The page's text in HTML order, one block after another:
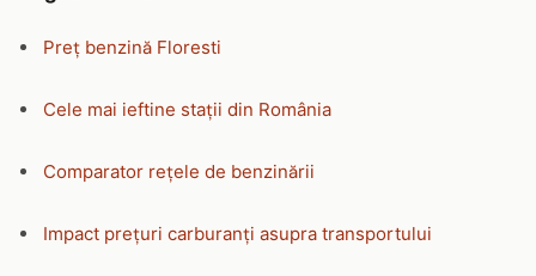
Preț benzină Floresti
Cele mai ieftine stații din România
Comparator rețele de benzinării
Impact prețuri carburanți asupra transportului